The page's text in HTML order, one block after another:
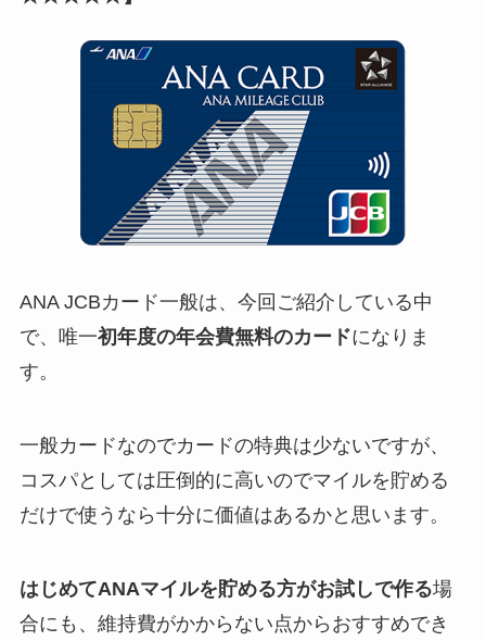
ANA JCBカード一般は、今回ご紹介している中
で、唯一初年度の年会費無料のカードになりま
す。
一般カードなのでカードの特典は少ないですが、
コスパとしては圧倒的に高いのでマイルを貯める
だけで使うなら十分に価値はあるかと思います。
はじめてANAマイルを貯める方がお試しで作る場
合にも、維持費がかからない点からおすすめでき